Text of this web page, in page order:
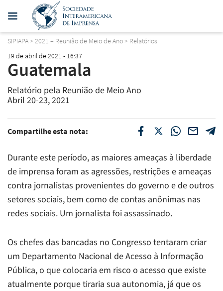
SIPIAPA> 2021 – Reunião de Meio de Ano> Relatórios
19 de abril de 2021 - 16:37
Guatemala
Relatório pela Reunião de Meio Ano
Abril 20-23, 2021
Compartilhe esta nota:
Durante este período, as maiores ameaças à liberdade
de imprensa foram as agressões, restrições e ameaças
contra jornalistas provenientes do governo e de outros
setores sociais, bem como de contas anônimas nas
redes sociais. Um jornalista foi assassinado.
Os chefes das bancadas no Congresso tentaram criar
um Departamento Nacional de Acesso à Informação
Pública, o que colocaria em risco o acesso que existe
atualmente porque tiraria sua autonomia, já que os